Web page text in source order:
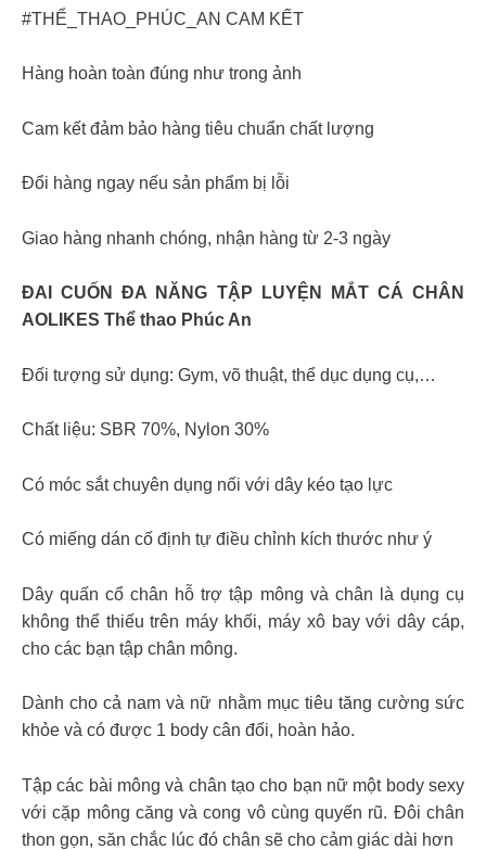
#THỂ_THAO_PHÚC_AN CAM KẾT
Hàng hoàn toàn đúng như trong ảnh
Cam kết đảm bảo hàng tiêu chuẩn chất lượng
Đổi hàng ngay nếu sản phẩm bị lỗi
Giao hàng nhanh chóng, nhận hàng từ 2-3 ngày
ĐAI CUỐN ĐA NĂNG TẬP LUYỆN MẮT CÁ CHÂN
AOLIKES Thể thao Phúc An
Đối tượng sử dụng: Gym, võ thuật, thể dục dụng cụ,…
Chất liệu: SBR 70%, Nylon 30%
Có móc sắt chuyên dụng nối với dây kéo tạo lực
Có miếng dán cố định tự điều chỉnh kích thước như ý
Dây quấn cổ chân hỗ trợ tập mông và chân là dụng cụ
không thể thiếu trên máy khối, máy xô bay với dây cáp,
cho các bạn tập chân mông.
Dành cho cả nam và nữ nhằm mục tiêu tăng cường sức
khỏe và có được 1 body cân đối, hoàn hảo.
Tập các bài mông và chân tạo cho bạn nữ một body sexy
với cặp mông căng và cong vô cùng quyến rũ. Đôi chân
thon gọn, săn chắc lúc đó chân sẽ cho cảm giác dài hơn